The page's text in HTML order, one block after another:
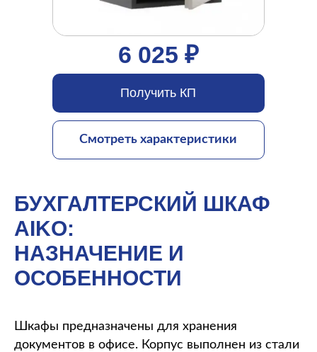
6 025 ₽
Смотреть характеристики
Получить КП
БУХГАЛТЕРСКИЙ ШКАФ
AIKO:
НАЗНАЧЕНИЕ И
ОСОБЕННОСТИ
Шкафы предназначены для хранения
документов в офисе. Корпус выполнен из стали